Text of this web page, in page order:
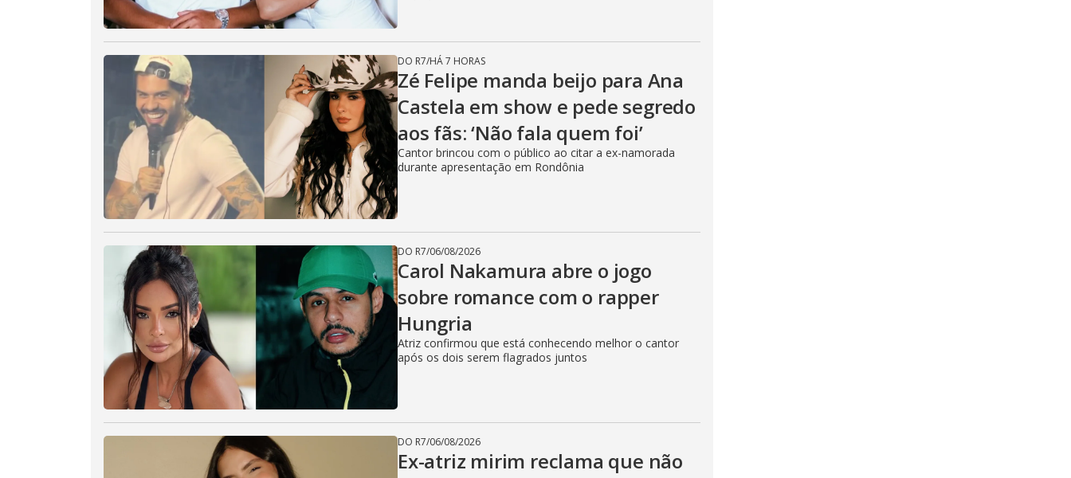
DO R7/HÁ 7 HORAS
Zé Felipe manda beijo para Ana
Castela em show e pede segredo
aos fãs: ‘Não fala quem foi’
Cantor brincou com o público ao citar a ex-namorada
durante apresentação em Rondônia
DO R7/06/08/2026
Carol Nakamura abre o jogo
sobre romance com o rapper
Hungria
Atriz confirmou que está conhecendo melhor o cantor
após os dois serem flagrados juntos
DO R7/06/08/2026
Ex-atriz mirim reclama que não